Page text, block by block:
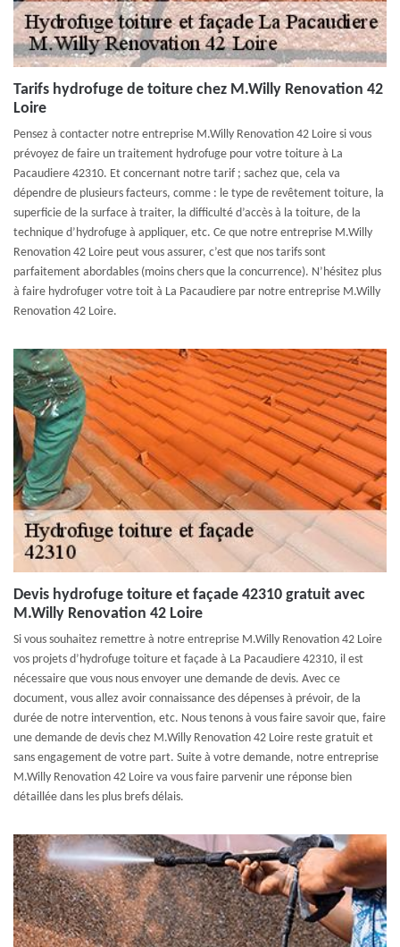
Tarifs hydrofuge de toiture chez M.Willy Renovation 42
Loire
Pensez à contacter notre entreprise M.Willy Renovation 42 Loire si vous
prévoyez de faire un traitement hydrofuge pour votre toiture à La
Pacaudiere 42310. Et concernant notre tarif ; sachez que, cela va
dépendre de plusieurs facteurs, comme : le type de revêtement toiture, la
superficie de la surface à traiter, la difficulté d’accès à la toiture, de la
technique d’hydrofuge à appliquer, etc. Ce que notre entreprise M.Willy
Renovation 42 Loire peut vous assurer, c’est que nos tarifs sont
parfaitement abordables (moins chers que la concurrence). N’hésitez plus
à faire hydrofuger votre toit à La Pacaudiere par notre entreprise M.Willy
Renovation 42 Loire.
Devis hydrofuge toiture et façade 42310 gratuit avec
M.Willy Renovation 42 Loire
Si vous souhaitez remettre à notre entreprise M.Willy Renovation 42 Loire
vos projets d’hydrofuge toiture et façade à La Pacaudiere 42310, il est
nécessaire que vous nous envoyer une demande de devis. Avec ce
document, vous allez avoir connaissance des dépenses à prévoir, de la
durée de notre intervention, etc. Nous tenons à vous faire savoir que, faire
une demande de devis chez M.Willy Renovation 42 Loire reste gratuit et
sans engagement de votre part. Suite à votre demande, notre entreprise
M.Willy Renovation 42 Loire va vous faire parvenir une réponse bien
détaillée dans les plus brefs délais.